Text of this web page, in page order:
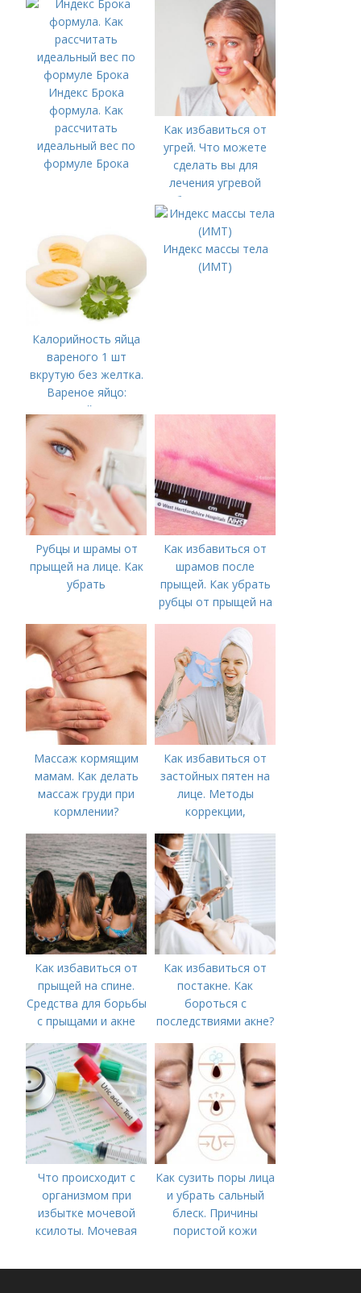
Индекс Брока
формула. Как
рассчитать
идеальный вес по
формуле Брока
Как избавиться от
угрей. Что можете
сделать вы для
лечения угревой
болезни (акне)
Калорийность яйца
вареного 1 шт
вкрутую без желтка.
Вареное яйцо:
калорийность
Индекс массы тела
(ИМТ)
Рубцы и шрамы от
прыщей на лице. Как
убрать
Как избавиться от
шрамов после
прыщей. Как убрать
рубцы от прыщей на
Массаж кормящим
мамам. Как делать
массаж груди при
кормлении?
Как избавиться от
застойных пятен на
лице. Методы
коррекции,
акне и удаления
рубцов и шрамов
постакне
Как избавиться от
прыщей на спине.
Средства для борьбы
с прыщами и акне
Как избавиться от
постакне. Как
бороться с
последствиями акне?
Что происходит с
организмом при
избытке мочевой
ксилоты. Мочевая
норма и отклонения
Как сузить поры лица
и убрать сальный
блеск. Причины
пористой кожи